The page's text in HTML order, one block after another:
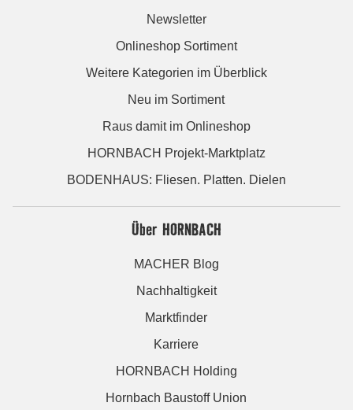
Newsletter
Onlineshop Sortiment
Weitere Kategorien im Überblick
Neu im Sortiment
Raus damit im Onlineshop
HORNBACH Projekt-Marktplatz
BODENHAUS: Fliesen. Platten. Dielen
Über HORNBACH
MACHER Blog
Nachhaltigkeit
Marktfinder
Karriere
HORNBACH Holding
Hornbach Baustoff Union